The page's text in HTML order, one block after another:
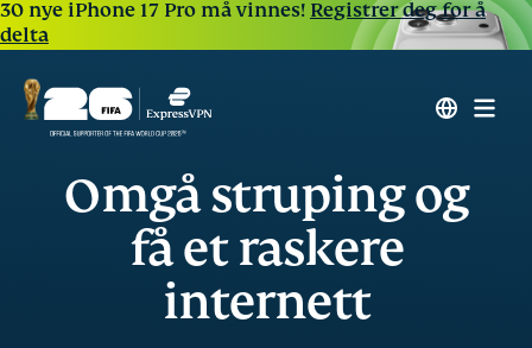
30 nye iPhone 17 Pro må vinnes! Registrer deg for å
delta
Omgå struping og
få et raskere
internett